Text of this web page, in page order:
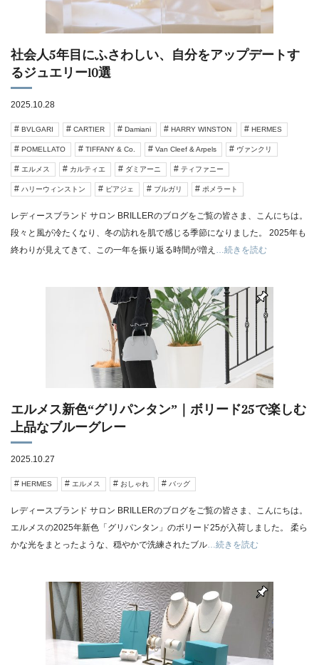
社会人5年目にふさわしい、自分をアップデートす
るジュエリー10選
2025.10.28
BVLGARI CARTIER Damiani HARRY WINSTON HERMES
POMELLATO TIFFANY & Co. Van Cleef & Arpels ヴァンクリ
エルメス カルティエ ダミアーニ ティファニー
ハリーウィンストン ピアジェ ブルガリ ポメラート
レディースブランド サロン BRILLERのブログをご覧の皆さま、こんにちは。
段々と風が冷たくなり、冬の訪れを肌で感じる季節になりました。 2025年も
終わりが見えてきて、この一年を振り返る時間が増え
…続きを読む
エルメス新色“グリパンタン”｜ボリード25で楽しむ
上品なブルーグレー
2025.10.27
HERMES エルメス おしゃれ バッグ
レディースブランド サロン BRILLERのブログをご覧の皆さま、こんにちは。
エルメスの2025年新色「グリパンタン」のボリード25が入荷しました。 柔ら
かな光をまとったような、穏やかで洗練されたブル …続きを読む